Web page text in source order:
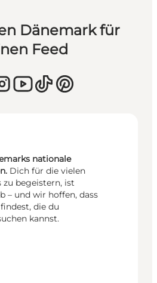
Dänemark für
Feed
nationale
Dich für die vielen
zu begeistern, ist
– und wir hoffen, dass
die du
kannst.